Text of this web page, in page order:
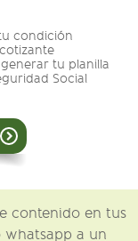
condición
tu planilla
Social
contenido en tus
whatsapp a un